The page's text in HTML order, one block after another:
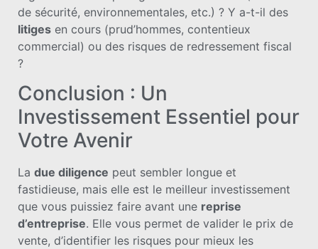
de sécurité, environnementales, etc.) ? Y a-t-il des
litiges en cours (prud’hommes, contentieux
commercial) ou des risques de redressement fiscal
?
Conclusion : Un
Investissement Essentiel pour
Votre Avenir
La due diligence peut sembler longue et
fastidieuse, mais elle est le meilleur investissement
que vous puissiez faire avant une reprise
d’entreprise. Elle vous permet de valider le prix de
vente, d’identifier les risques pour mieux les